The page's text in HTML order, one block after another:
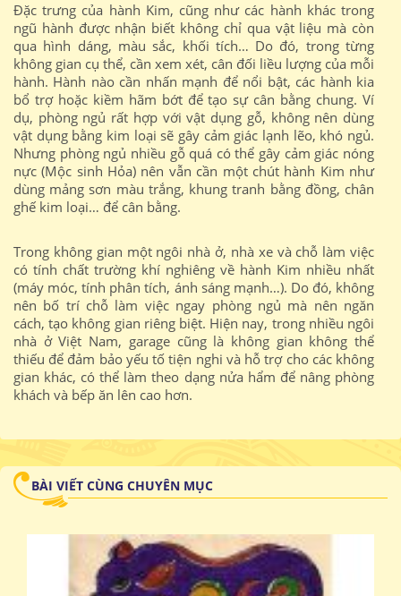
Đặc trưng của hành Kim, cũng như các hành khác trong
ngũ hành được nhận biết không chỉ qua vật liệu mà còn
qua hình dáng, màu sắc, khối tích… Do đó, trong từng
không gian cụ thể, cần xem xét, cân đối liều lượng của mỗi
hành. Hành nào cần nhấn mạnh để nổi bật, các hành kia
bổ trợ hoặc kiềm hãm bớt để tạo sự cân bằng chung. Ví
dụ, phòng ngủ rất hợp với vật dụng gỗ, không nên dùng
vật dụng bằng kim loại sẽ gây cảm giác lạnh lẽo, khó ngủ.
Nhưng phòng ngủ nhiều gỗ quá có thể gây cảm giác nóng
nực (Mộc sinh Hỏa) nên vẫn cần một chút hành Kim như
dùng mảng sơn màu trắng, khung tranh bằng đồng, chân
ghế kim loại… để cân bằng.
Trong không gian một ngôi nhà ở, nhà xe và chỗ làm việc
có tính chất trường khí nghiêng về hành Kim nhiều nhất
(máy móc, tính phân tích, ánh sáng mạnh…). Do đó, không
nên bố trí chỗ làm việc ngay phòng ngủ mà nên ngăn
cách, tạo không gian riêng biệt. Hiện nay, trong nhiều ngôi
nhà ở Việt Nam, garage cũng là không gian không thể
thiếu để đảm bảo yếu tố tiện nghi và hỗ trợ cho các không
gian khác, có thể làm theo dạng nửa hẩm để nâng phòng
khách và bếp ăn lên cao hơn.
BÀI VIẾT CÙNG CHUYÊN MỤC